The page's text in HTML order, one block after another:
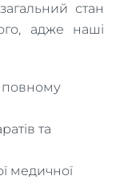
стан
адже наші
повному
та
медичної